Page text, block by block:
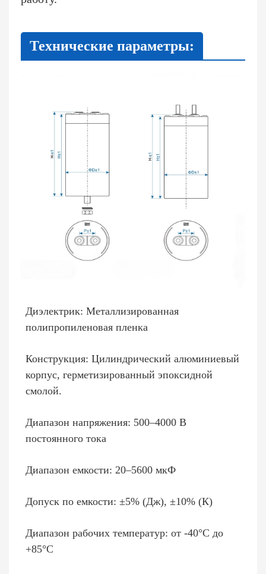
Технические параметры:
Диэлектрик: Металлизированная
полипропиленовая пленка
Конструкция: Цилиндрический алюминиевый
корпус, герметизированный эпоксидной
смолой.
Диапазон напряжения: 500–4000 В
постоянного тока
Диапазон емкости: 20–5600 мкФ
Допуск по емкости: ±5% (Дж), ±10% (К)
Диапазон рабочих температур: от -40°C до
+85°C